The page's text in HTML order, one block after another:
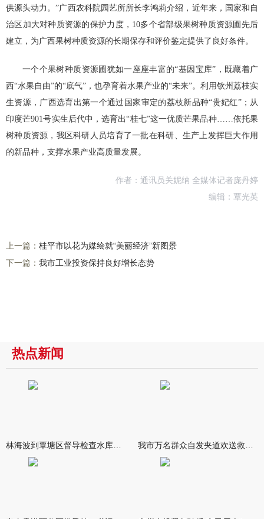
供源头动力。”广西农科院园艺所所长李鸿莉介绍，近年来，国家和自
治区加大对种质资源的保护力度，10多个省部级果树种质资源圃先后
建立，为广西果树种质资源的长期保存和评价鉴定提供了良好条件。
一个个果树种质资源圃犹如一座座丰富的“基因宝库”，既藏着广
西“水果自由”的“底气”，也孕育着水果产业的“未来”。利用钦州荔枝实
生资源，广西选育出第一个通过国家审定的荔枝新品种“贵妃红”；从
印度芒901号实生后代中，选育出“桂七”这一优质芒果品种……依托果
树种质资源，我区科研人员培育了一批在科研、生产上发挥巨大作用
的新品种，支撑水果产业高质量发展。
作者：通讯员关妮纳 全媒体记者庞丹婷
编辑：覃光英
上一篇： 桂平市以花为媒绘就“美丽经济”新图景
下一篇： 我市工业投资保持良好增长态势
热点新闻